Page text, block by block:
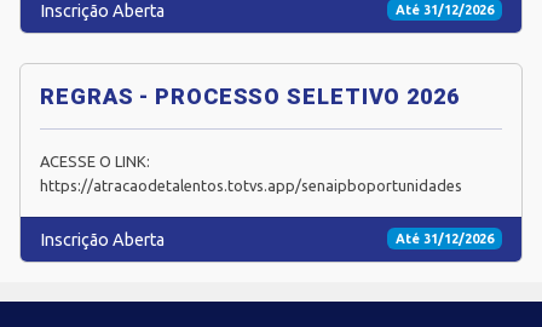
Inscrição Aberta Até 31/12/2026
REGRAS - PROCESSO SELETIVO 2026
ACESSE O LINK:
https://atracaodetalentos.totvs.app/senaipboportunidades
Inscrição Aberta Até 31/12/2026